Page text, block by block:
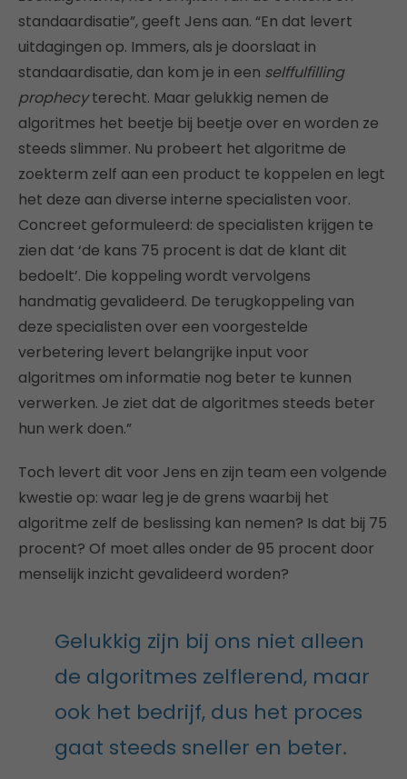
standaardisatie”, geeft Jens aan. “En dat levert
uitdagingen op. Immers, als je doorslaat in
standaardisatie, dan kom je in een selffulfilling
prophecyterecht. Maar gelukkig nemen de
algoritmes het beetje bij beetje over en worden ze
steeds slimmer. Nu probeert het algoritme de
zoekterm zelf aan een product te koppelen en legt
het deze aan diverse interne specialisten voor.
Concreet geformuleerd: de specialisten krijgen te
zien dat ‘de kans 75 procent is dat de klant dit
bedoelt’. Die koppeling wordt vervolgens
handmatig gevalideerd. De terugkoppeling van
deze specialisten over een voorgestelde
verbetering levert belangrijke input voor
algoritmes om informatie nog beter te kunnen
verwerken. Je ziet dat de algoritmes steeds beter
hun werk doen.”
Toch levert dit voor Jens en zijn team een volgende
kwestie op: waar leg je de grens waarbij het
algoritme zelf de beslissing kan nemen? Is dat bij 75
procent? Of moet alles onder de 95 procent door
menselijk inzicht gevalideerd worden?
Gelukkig zijn bij ons niet alleen
de algoritmes zelflerend, maar
ook het bedrijf, dus het proces
gaat steeds sneller en beter.